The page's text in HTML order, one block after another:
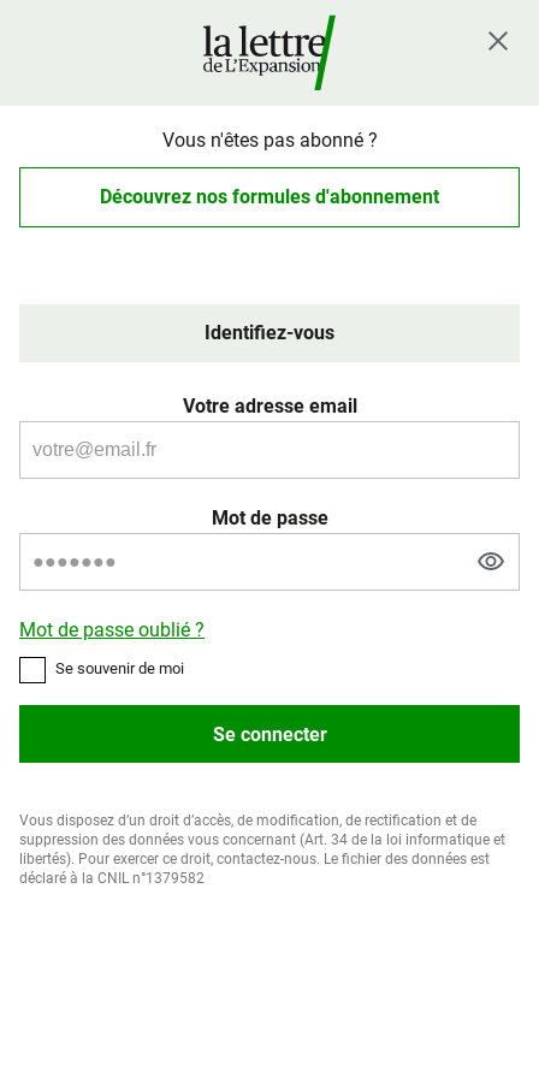
Vous n'êtes pas abonné ?
Découvrez nos formules d'abonnement
Identifiez-vous
Votre adresse email
Mot de passe
Mot de passe oublié ?
Se souvenir de moi
Se connecter
Vous disposez d’un droit d’accès, de modification, de rectification et de
suppression des données vous concernant (Art. 34 de la loi informatique et
libertés). Pour exercer ce droit, contactez-nous. Le fichier des données est
déclaré à la CNIL n°1379582